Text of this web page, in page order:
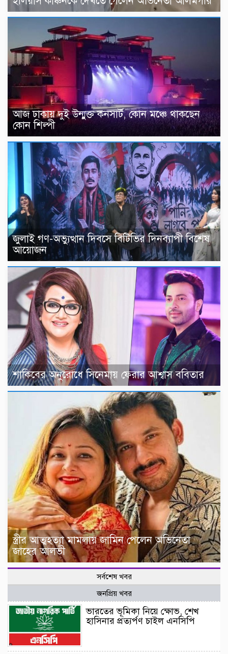
আজ ঢাকায় দুই উন্মুক্ত কনসার্ট, কোন মঞ্চে থাকছেন
কোন শিল্পী
জুলাই গণ-অভ্যুত্থান দিবসে বিটিভির দিনব্যাপী বিশেষ
আয়োজন
শাকিবের অনুরোধে সিনেমায় ফেরার আশ্বাস ববিতার
স্ত্রীর আত্মহত্যা মামলায় জামিন পেলেন অভিনেতা
জাহের আলভী
সর্বশেষ খবর
জনপ্রিয় খবর
ভারতের ভূমিকা নিয়ে ক্ষোভ, শেখ
হাসিনার প্রত্যর্পণ চাইল এনসিপি